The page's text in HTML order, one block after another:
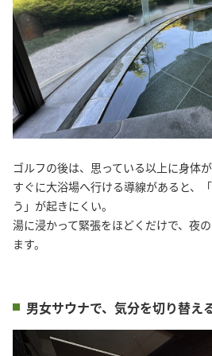
ゴルフの後は、思っている以上に身体が
すぐに大浴場へ行ける導線があると、
う」が起きにくい。
湯に浸かって緊張をほどくだけで、夜
ます。
男女サウナで、気分を切り替え